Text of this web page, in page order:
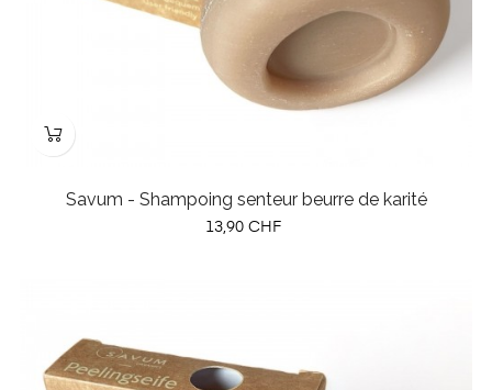
Savum - Shampoing senteur beurre de karité
Prix
13,90 CHF